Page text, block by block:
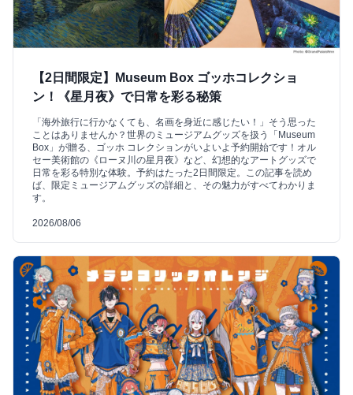
【2日間限定】Museum Box ゴッホコレクショ
ン！《星月夜》で日常を彩る秘策
「海外旅行に行かなくても、名画を身近に感じたい！」そう思った
ことはありませんか？世界のミュージアムグッズを扱う「Museum
Box」が贈る、ゴッホ コレクションがいよいよ予約開始です！オル
セー美術館の《ローヌ川の星月夜》など、幻想的なアートグッズで
日常を彩る特別な体験。予約はたった2日間限定。この記事を読め
ば、限定ミュージアムグッズの詳細と、その魅力がすべてわかりま
す。
2026/08/06